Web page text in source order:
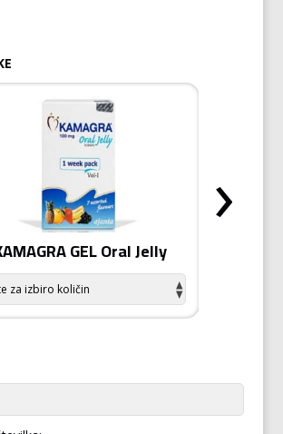
GEL Oral Jelly
›